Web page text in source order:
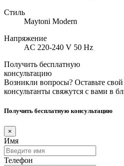
Стиль
Maytoni Modern
Напряжение
AC 220-240 V 50 Hz
Получить бесплатную
консультацию
Возникли вопросы? Оставьте
консультанты свяжутся с вами в
Получить бесплатную консультацию
×
Имя
Телефон